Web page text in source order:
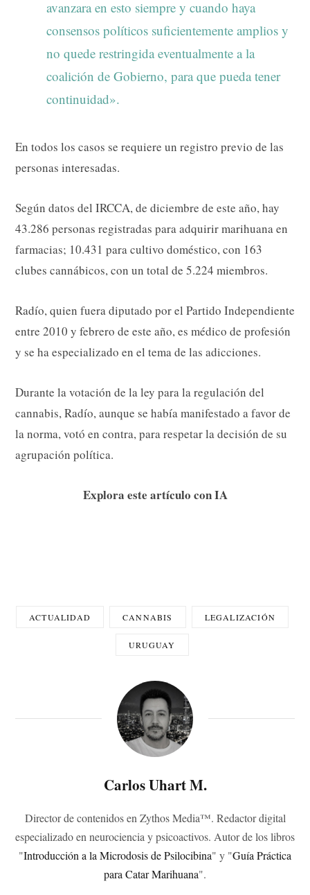
avanzara en esto siempre y cuando haya
consensos políticos suficientemente amplios y
no quede restringida eventualmente a la
coalición de Gobierno, para que pueda tener
continuidad».
En todos los casos se requiere un registro previo de las
personas interesadas.
Según datos del IRCCA, de diciembre de este año, hay
43.286 personas registradas para adquirir marihuana en
farmacias; 10.431 para cultivo doméstico, con 163
clubes cannábicos, con un total de 5.224 miembros.
Radío, quien fuera diputado por el Partido Independiente
entre 2010 y febrero de este año, es médico de profesión
y se ha especializado en el tema de las adicciones.
Durante la votación de la ley para la regulación del
cannabis, Radío, aunque se había manifestado a favor de
la norma, votó en contra, para respetar la decisión de su
agrupación política.
Explora este artículo con IA
ACTUALIDAD CANNABIS LEGALIZACIÓN
URUGUAY
Carlos Uhart M.
Director de contenidos en Zythos Media™. Redactor digital
especializado en neurociencia y psicoactivos. Autor de los libros
"Introducción a la Microdosis de Psilocibina" y "Guía Práctica
para Catar Marihuana".